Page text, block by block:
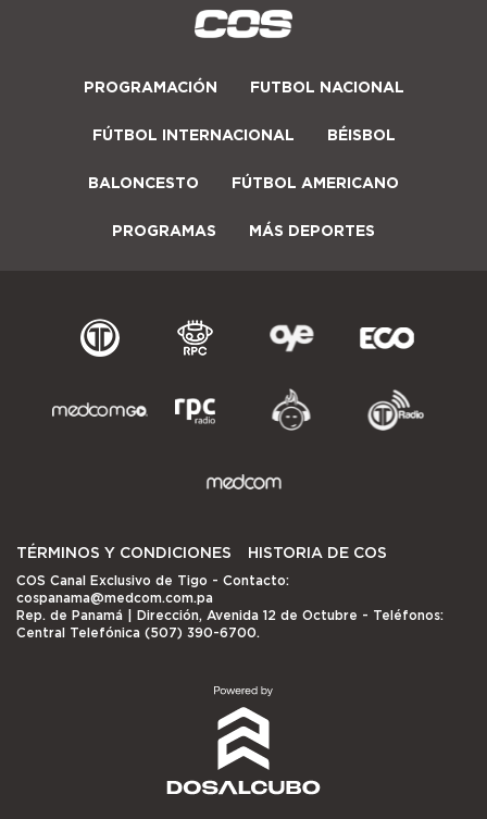
PROGRAMACIÓN FUTBOL NACIONAL
FÚTBOL INTERNACIONAL BÉISBOL
BALONCESTO FÚTBOL AMERICANO
PROGRAMAS MÁS DEPORTES
TÉRMINOS Y CONDICIONES HISTORIA DE COS
COS Canal Exclusivo de Tigo - Contacto:
cospanama@medcom.com.pa
Rep. de Panamá | Dirección, Avenida 12 de Octubre - Teléfonos:
Central Telefónica (507) 390-6700.